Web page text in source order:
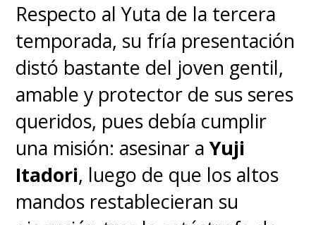
Respecto al Yuta de la tercera
temporada, su fría presentación
distó bastante del joven gentil,
amable y protector de sus seres
queridos, pues debía cumplir
una misión: asesinar aYuji
Itadori, luego de que los altos
mandos restablecieran su